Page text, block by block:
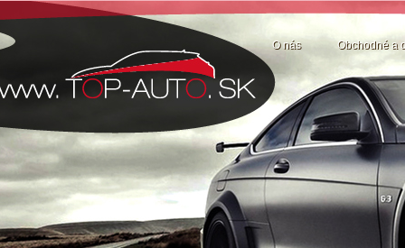
O nás Obchodné a